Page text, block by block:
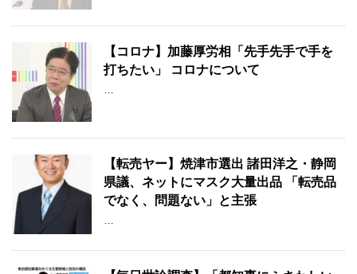
【コロナ】加藤厚労相「先手先手で手を
打ちたい」 コロナについて
…
【転売ヤー】焼津市選出 諸田洋之・静岡
県議、ネットにマスク大量出品 「転売品
でなく、問題ない」と主張
…